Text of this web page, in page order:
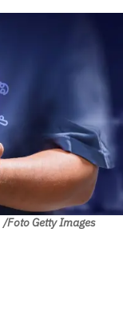
/Foto Getty Images